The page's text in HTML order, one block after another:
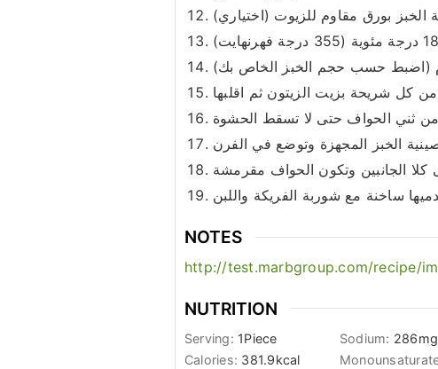
الخبز بورق مقاوم للزيوت (اختياري)
من كل شريحة بزيت الزيتون ثم اقلبها
الخبز المجهزة وتوضع في الفرن
كلا الجانبين وتكون الحواف مقرمشة
ساخنة مع شوربة الفريكة واللبن
NOTES
http://test.marbgroup.com/recipe/
NUTRITION
Serving: 1Piece Sodium: 286mg
Calories: 381.9kcal